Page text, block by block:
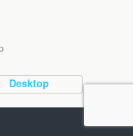
Desktop